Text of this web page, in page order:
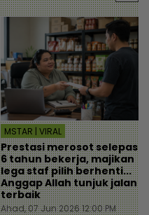
MSTAR | VIRAL
Prestasi merosot selepas
6 tahun bekerja, majikan
lega staf pilih berhenti...
Anggap Allah tunjuk jalan
terbaik
Ahad, 07 Jun 2026 12:00 PM